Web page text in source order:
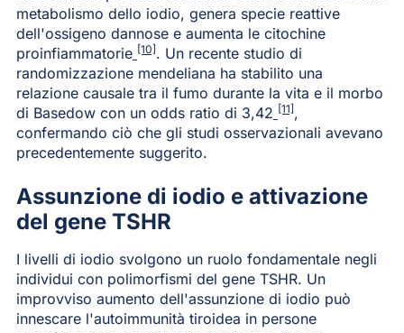
metabolismo dello iodio, genera specie reattive
dell'ossigeno dannose e aumenta le citochine
proinfiammatorie [10] . Un recente studio di
randomizzazione mendeliana ha stabilito una
relazione causale tra il fumo durante la vita e il morbo
di Basedow con un odds ratio di 3,42 [11] ,
confermando ciò che gli studi osservazionali avevano
precedentemente suggerito.
Assunzione di iodio e attivazione
del gene TSHR
I livelli di iodio svolgono un ruolo fondamentale negli
individui con polimorfismi del gene TSHR. Un
improvviso aumento dell'assunzione di iodio può
innescare l'autoimmunità tiroidea in persone